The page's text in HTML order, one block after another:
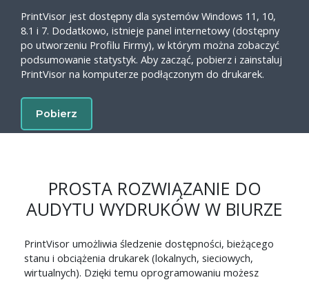
PrintVisor jest dostępny dla systemów Windows 11, 10,
8.1 i 7. Dodatkowo, istnieje panel internetowy (dostępny
po utworzeniu Profilu Firmy), w którym można zobaczyć
podsumowanie statystyk. Aby zacząć, pobierz i zainstaluj
PrintVisor na komputerze podłączonym do drukarek.
Pobierz
PROSTA ROZWIĄZANIE DO
AUDYTU WYDRUKÓW W BIURZE
PrintVisor umożliwia śledzenie dostępności, bieżącego
stanu i obciążenia drukarek (lokalnych, sieciowych,
wirtualnych). Dzięki temu oprogramowaniu możesz